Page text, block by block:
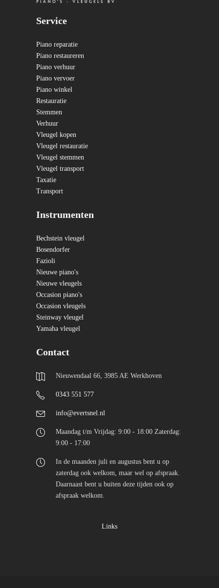
Service
Piano reparatie
Piano restaureren
Piano verhuur
Piano vervoer
Piano winkel
Restauratie
Stemmen
Verhuur
Vleugel kopen
Vleugel restauratie
Vleugel stemmen
Vleugel transport
Taxatie
Transport
Instrumenten
Bechstein vleugel
Bosendorfer
Fazioli
Nieuwe piano's
Nieuwe vleugels
Occasion piano's
Occasion vleugels
Steinway vleugel
Yamaha vleugel
Contact
Nieuwendaal 66, 3985 AE Werkhoven
0343 551 577
info@evertsnel.nl
Maandag t/m Vrijdag: 9:00 - 18:00 Zaterdag:
9:00 - 17:00
In de maanden juli en augustus bent u op
zaterdag ook welkom, maar wel op afspraak.
Daarnaast bent u buiten deze tijden ook op
afspraak welkom.
Links